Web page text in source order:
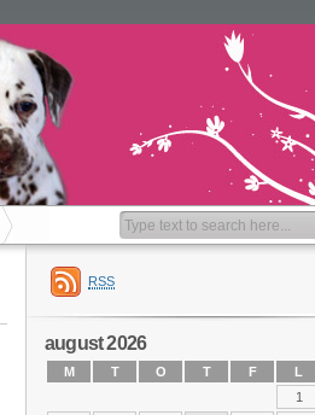
RSS
august 2026
M T O T F L
1